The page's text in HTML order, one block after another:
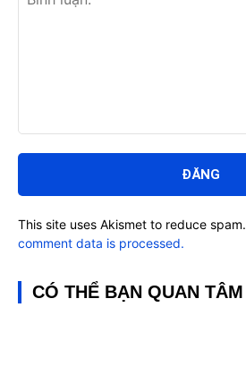
luận:
This site uses Akismet to reduce spam.
comment data is processed.
CÓ THỂ BẠN QUAN TÂM